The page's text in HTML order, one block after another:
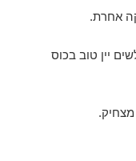
אחרת.
יין טוב בכוס